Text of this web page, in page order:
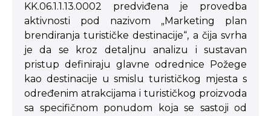
KK.06.1.1.13.0002 predviđena je provedba
aktivnosti pod nazivom „Marketing plan
brendiranja turističke destinacije“, a čija svrha
je da se kroz detaljnu analizu i sustavan
pristup definiraju glavne odrednice Požege
kao destinacije u smislu turističkog mjesta s
određenim atrakcijama i turističkog proizvoda
sa specifičnom ponudom koja se sastoji od